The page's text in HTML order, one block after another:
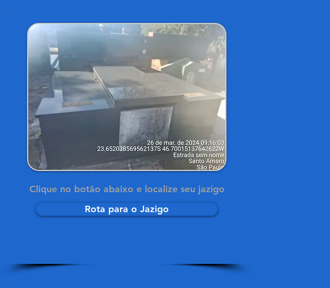
Clique no botão abaixo e localize seu jazigo
Rota para o Jazigo